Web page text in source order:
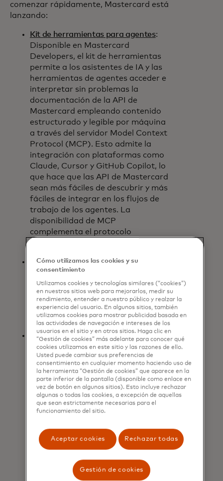
comenzar rápidamente, Mastercard está
lanzando:
Kit de herramientas para agentes:
Disponible en Mastercard
Developers, el kit de herramientas
permite a los asistentes de IA y las
herramientas de agentes acceder e
interpretar sin problemas la
documentación de la API de
Mastercard empleando contenido
estructurado y legible por máquina
a través del servidor Model Context
Protocol (MCP). Esto admite la
integración con plataformas como
Claude, Cursor y GitHub Copilot, lo
que hace que las API de Mastercard
sean más fáciles de descubrir y más
fáciles de integrar en los flujos de
trabajo de los agentes. La
disponibilidad de MCP
complementa el protocolo
Registro de agentes: Una forma
sencilla para que aquellos que usan
el kit de herramientas para agentes
identifiquen a sus agentes y
accedan a productos y servicios de
Mastercard habilitados para IA.
Tokens de información: Una forma
segura y controlada para que los
agentes accedan y apliquen
información autorizada de
Mastercard. A medida que el
comercio con agentes madure, los
Insight Tokens permitirán a los
consumidores recibir, con su
información más personalizadas y
útiles. Los Insight Tokens se basan
ya cuenta con el soporte de socios
B2B como SAP Concur.
Cómo utilizamos las cookies y su
consentimiento
Utilizamos cookies y tecnologías similares (“cookies”)
en nuestros sitios web para mejorarlos, medir su
rendimiento, entender a nuestro público y realzar la
experiencia del usuario. En algunos sitios, también
utilizamos cookies para mostrar publicidad basada en
las actividades de navegación e intereses de los
usuarios en el sitio y en otros sitios. Haga clic en
“Gestión de cookies” más adelante para conocer qué
cookies utilizamos en este sitio y las razones de ello.
Usted puede cambiar sus preferencias de
consentimiento en cualquier momento haciendo uso de
la herramienta “Gestión de cookies” que aparece en la
parte inferior de la pantalla (disponible como enlace en
vez de botón en algunos sitios). Esto incluye rechazar
algunas o todas las cookies, a excepción de aquellas
que sean estrictamente necesarias para el
funcionamiento del sitio.
Aceptar cookies Rechazar todas
Gestión de cookies